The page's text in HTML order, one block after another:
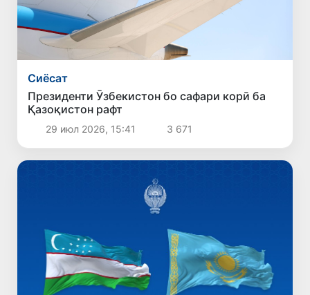
Сиёсат
Президенти Ӯзбекистон бо сафари корӣ ба
Қазоқистон рафт
29 июл 2026, 15:41 3 671